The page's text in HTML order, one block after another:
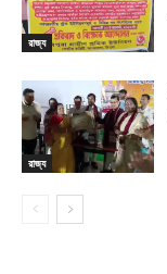
রাজ্য
রাজ্য